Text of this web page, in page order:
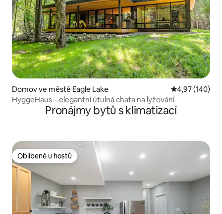
Domov ve městě Eagle Lake Průměrné
4,97 (140)
HyggeHaus – elegantní útulná chata na lyžování
Pronájmy bytů s klimatizací
Oblíbené u hostů
Oblíbené u hostů